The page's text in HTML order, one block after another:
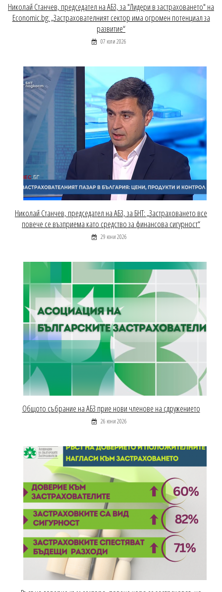
Николай Станчев, председател на АБЗ, за "Лидери в застраховането" на
Economic.bg: „Застрахователният сектор има огромен потенциал за
развитие“
07 юли 2026
Николай Станчев, председател на АБЗ, за БНТ: „Застраховането все
повече се възприема като средство за финансова сигурност“
29 юни 2026
Общото събрание на АБЗ прие нови членове на сдружението
26 юни 2026